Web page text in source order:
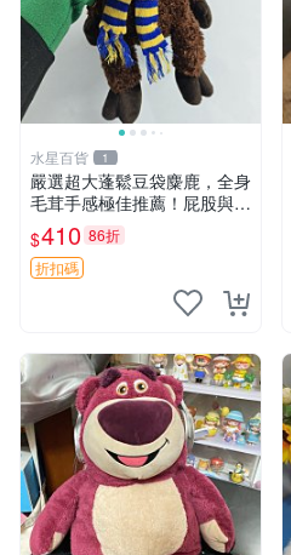
水星百貨 1
嚴選超大蓬鬆豆袋麋鹿，全身
毛茸手感極佳推薦！屁股與四
肢填充均勻，適合收藏與孩童
共賞。 麋鹿 豆袋 毛茸玩具
$410 86折
折扣碼